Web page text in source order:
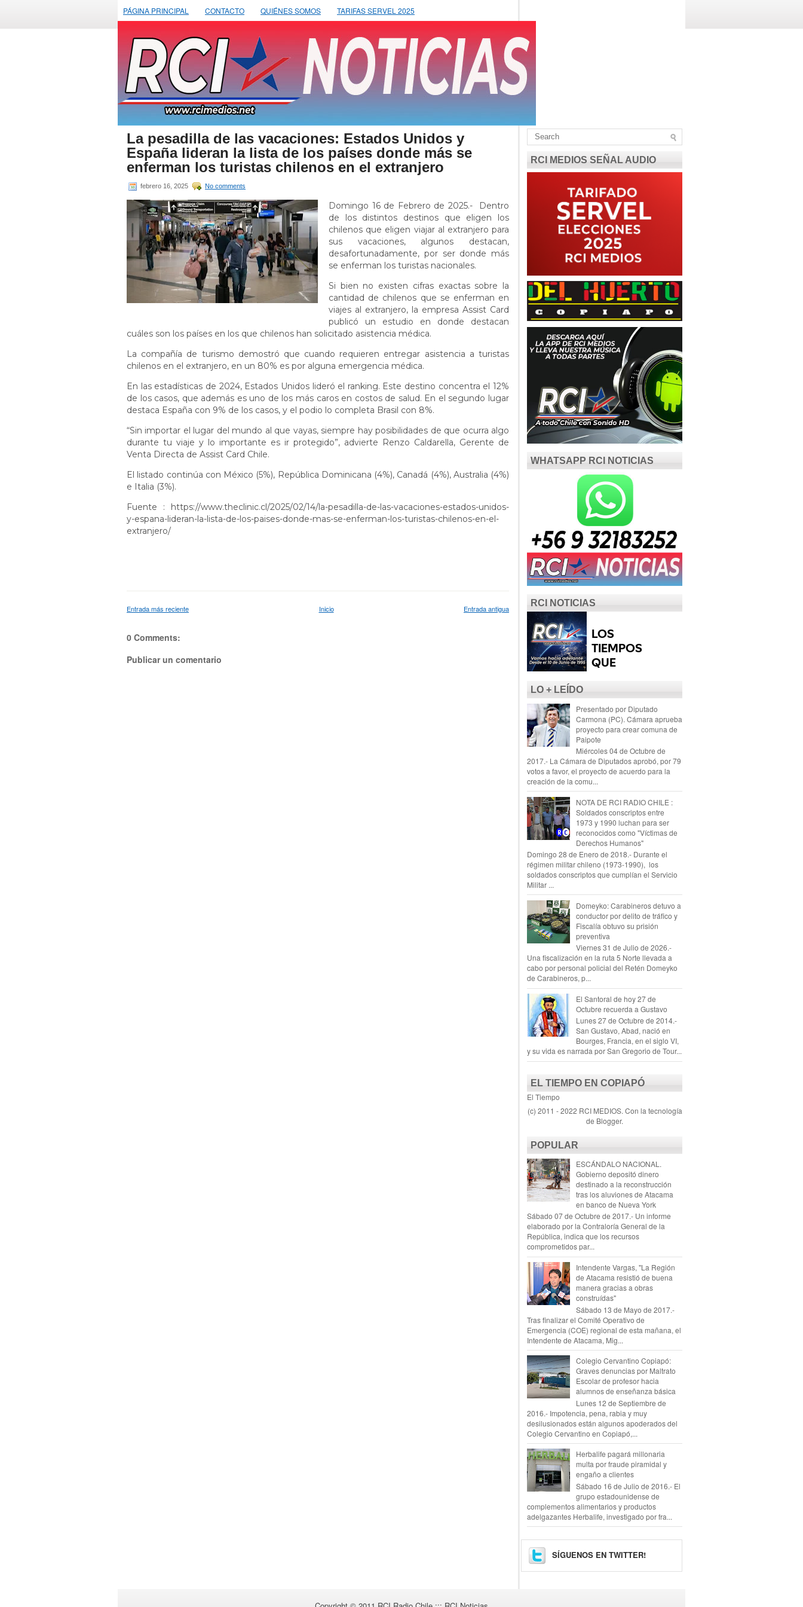
PÁGINA PRINCIPAL CONTACTO QUIÉNES SOMOS TARIFAS SERVEL 2025
La pesadilla de las vacaciones: Estados Unidos y
España lideran la lista de los países donde más se
enferman los turistas chilenos en el extranjero
febrero 16, 2025 No comments
Domingo 16 de Febrero de 2025.- Dentro
de los distintos destinos que eligen los
chilenos que eligen viajar al extranjero para
sus vacaciones, algunos destacan,
desafortunadamente, por ser donde más
se enferman los turistas nacionales.
Si bien no existen cifras exactas sobre la
cantidad de chilenos que se enferman en
viajes al extranjero, la empresa Assist Card
publicó un estudio en donde destacan
cuáles son los países en los que chilenos han solicitado asistencia médica.
La compañía de turismo demostró que cuando requieren entregar asistencia a turistas
chilenos en el extranjero, en un 80% es por alguna emergencia médica.
En las estadísticas de 2024, Estados Unidos lideró el ranking. Este destino concentra el 12%
de los casos, que además es uno de los más caros en costos de salud. En el segundo lugar
destaca España con 9% de los casos, y el podio lo completa Brasil con 8%.
“Sin importar el lugar del mundo al que vayas, siempre hay posibilidades de que ocurra algo
durante tu viaje y lo importante es ir protegido”, advierte Renzo Caldarella, Gerente de
Venta Directa de Assist Card Chile.
El listado continúa con México (5%), República Dominicana (4%), Canadá (4%), Australia (4%)
e Italia (3%).
Fuente : https://www.theclinic.cl/2025/02/14/la-pesadilla-de-las-vacaciones-estados-unidos-
y-espana-lideran-la-lista-de-los-paises-donde-mas-se-enferman-los-turistas-chilenos-en-el-
extranjero/
Entrada más reciente Entrada antigua
Inicio
0 Comments:
Publicar un comentario
RCI MEDIOS SEÑAL AUDIO
WHATSAPP RCI NOTICIAS
RCI NOTICIAS
LO + LEÍDO
Presentado por Diputado
Carmona (PC). Cámara aprueba
proyecto para crear comuna de
Paipote
Miércoles 04 de Octubre de
2017.- La Cámara de Diputados aprobó, por 79
votos a favor, el proyecto de acuerdo para la
creación de la comu...
NOTA DE RCI RADIO CHILE :
Soldados conscriptos entre
1973 y 1990 luchan para ser
reconocidos como "Víctimas de
Derechos Humanos"
Domingo 28 de Enero de 2018.- Durante el
régimen militar chileno (1973-1990), los
soldados conscriptos que cumplían el Servicio
Militar ...
Domeyko: Carabineros detuvo a
conductor por delito de tráfico y
Fiscalía obtuvo su prisión
preventiva
Viernes 31 de Julio de 2026.-
Una fiscalización en la ruta 5 Norte llevada a
cabo por personal policial del Retén Domeyko
de Carabineros, p...
El Santoral de hoy 27 de
Octubre recuerda a Gustavo
Lunes 27 de Octubre de 2014.-
San Gustavo, Abad, nació en
Bourges, Francia, en el siglo VI,
y su vida es narrada por San Gregorio de Tour...
EL TIEMPO EN COPIAPÓ
El Tiempo
(c) 2011 - 2022 RCI MEDIOS. Con la tecnología
de Blogger.
POPULAR
ESCÁNDALO NACIONAL.
Gobierno depositó dinero
destinado a la reconstrucción
tras los aluviones de Atacama
en banco de Nueva York
Sábado 07 de Octubre de 2017.- Un informe
elaborado por la Contraloría General de la
República, indica que los recursos
comprometidos par...
Intendente Vargas, "La Región
de Atacama resistió de buena
manera gracias a obras
construídas"
Sábado 13 de Mayo de 2017.-
Tras finalizar el Comité Operativo de
Emergencia (COE) regional de esta mañana, el
Intendente de Atacama, Mig...
Colegio Cervantino Copiapó:
Graves denuncias por Maltrato
Escolar de profesor hacia
alumnos de enseñanza básica
Lunes 12 de Septiembre de
2016.- Impotencia, pena, rabia y muy
desilusionados están algunos apoderados del
Colegio Cervantino en Copiapó,...
Herbalife pagará millonaria
multa por fraude piramidal y
engaño a clientes
Sábado 16 de Julio de 2016.- El
grupo estadounidense de
complementos alimentarios y productos
adelgazantes Herbalife, investigado por fra...
SÍGUENOS EN TWITTER!